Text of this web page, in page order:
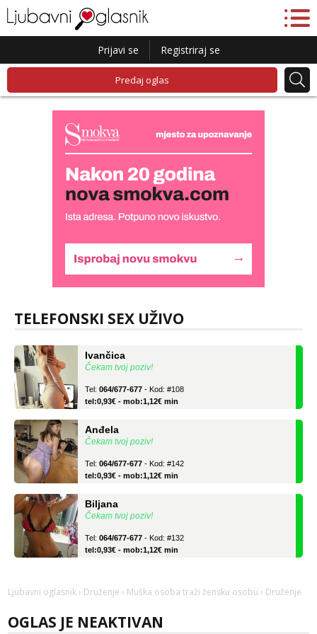
Prijavi se Registriraj se
Predaj oglas
TELEFONSKI SEX UŽIVO
tel:0,93€ - mob:1,12€ min
Čekam tvoj poziv!
tel:0,93€ - mob:1,12€ min
Čekam tvoj poziv!
tel:0,93€ - mob:1,12€ min
Čekam tvoj poziv!
tel:0,93€ - mob:1,12€ min
Ljubavni oglasnik › Druženje › Muška osoba traži žensku osobu › Druženje
OGLAS JE NEAKTIVAN